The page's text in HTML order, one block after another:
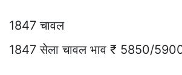
1847 चावल
1847 सेला चावल भाव ₹ 5850/